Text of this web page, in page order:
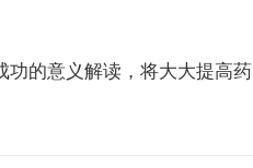
问题的手段，在资本的驱使
量研究自动驾驶取代司机，
被彻底取代。
功的意义解读，将大大提高药